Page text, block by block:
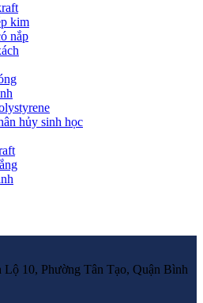
kim
nắp
hủy sinh học
Lộ 10, Phường Tân Tạo, Quận Bình